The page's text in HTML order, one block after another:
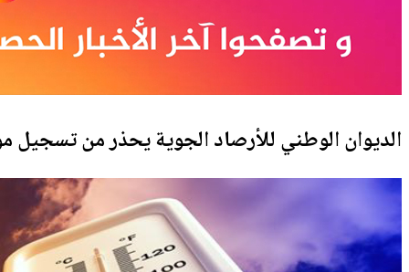
الديوان الوطني للأرصاد الجوية يحذر من